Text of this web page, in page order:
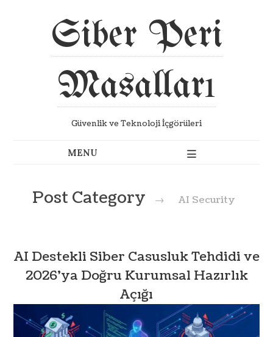
Siber Peri
Masalları
Güvenlik ve Teknoloji İçgörüleri
Post Category → AI Security
AI Destekli Siber Casusluk Tehdidi ve
2026’ya Doğru Kurumsal Hazırlık
Açığı